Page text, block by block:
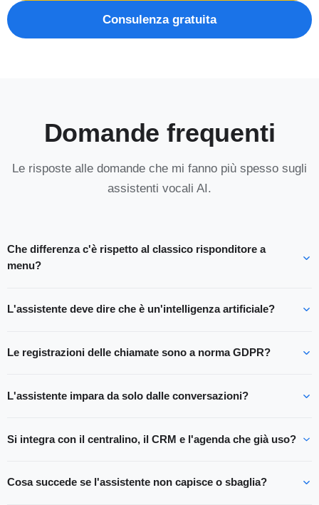
Consulenza gratuita
Domande frequenti
Le risposte alle domande che mi fanno più spesso sugli
assistenti vocali AI.
Che differenza c'è rispetto al classico risponditore a
menu?
L'assistente deve dire che è un'intelligenza artificiale?
Le registrazioni delle chiamate sono a norma GDPR?
L'assistente impara da solo dalle conversazioni?
Si integra con il centralino, il CRM e l'agenda che già uso?
Cosa succede se l'assistente non capisce o sbaglia?